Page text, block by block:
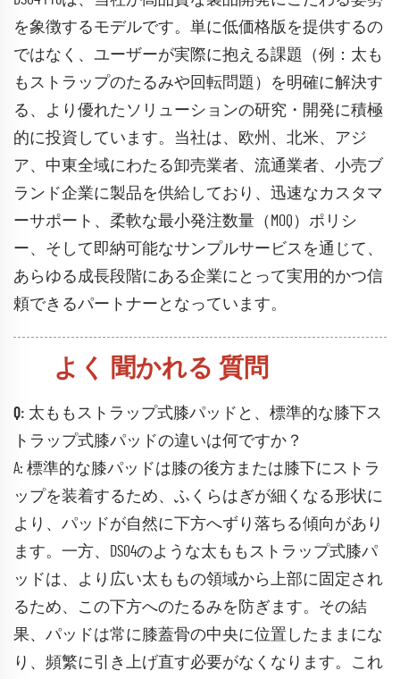
を象徴するモデルです。単に低価格版を提供するの
ではなく、ユーザーが実際に抱える課題（例：太も
もストラップのたるみや回転問題）を明確に解決す
る、より優れたソリューションの研究・開発に積極
的に投資しています。当社は、欧州、北米、アジ
ア、中東全域にわたる卸売業者、流通業者、小売ブ
ランド企業に製品を供給しており、迅速なカスタマ
ーサポート、柔軟な最小発注数量（MOQ）ポリシ
ー、そして即納可能なサンプルサービスを通じて、
あらゆる成長段階にある企業にとって実用的かつ信
頼できるパートナーとなっています。
よく 聞かれる 質問
Q: 太ももストラップ式膝パッドと、標準的な膝下ス
トラップ式膝パッドの違いは何ですか？
A: 標準的な膝パッドは膝の後方または膝下にストラ
ップを装着するため、ふくらはぎが細くなる形状に
より、パッドが自然に下方へずり落ちる傾向があり
ます。一方、DS04のような太ももストラップ式膝パ
ッドは、より広い太ももの領域から上部に固定され
るため、この下方へのたるみを防ぎます。その結
果、パッドは常に膝蓋骨の中央に位置したままにな
り、頻繁に引き上げ直す必要がなくなります。これ